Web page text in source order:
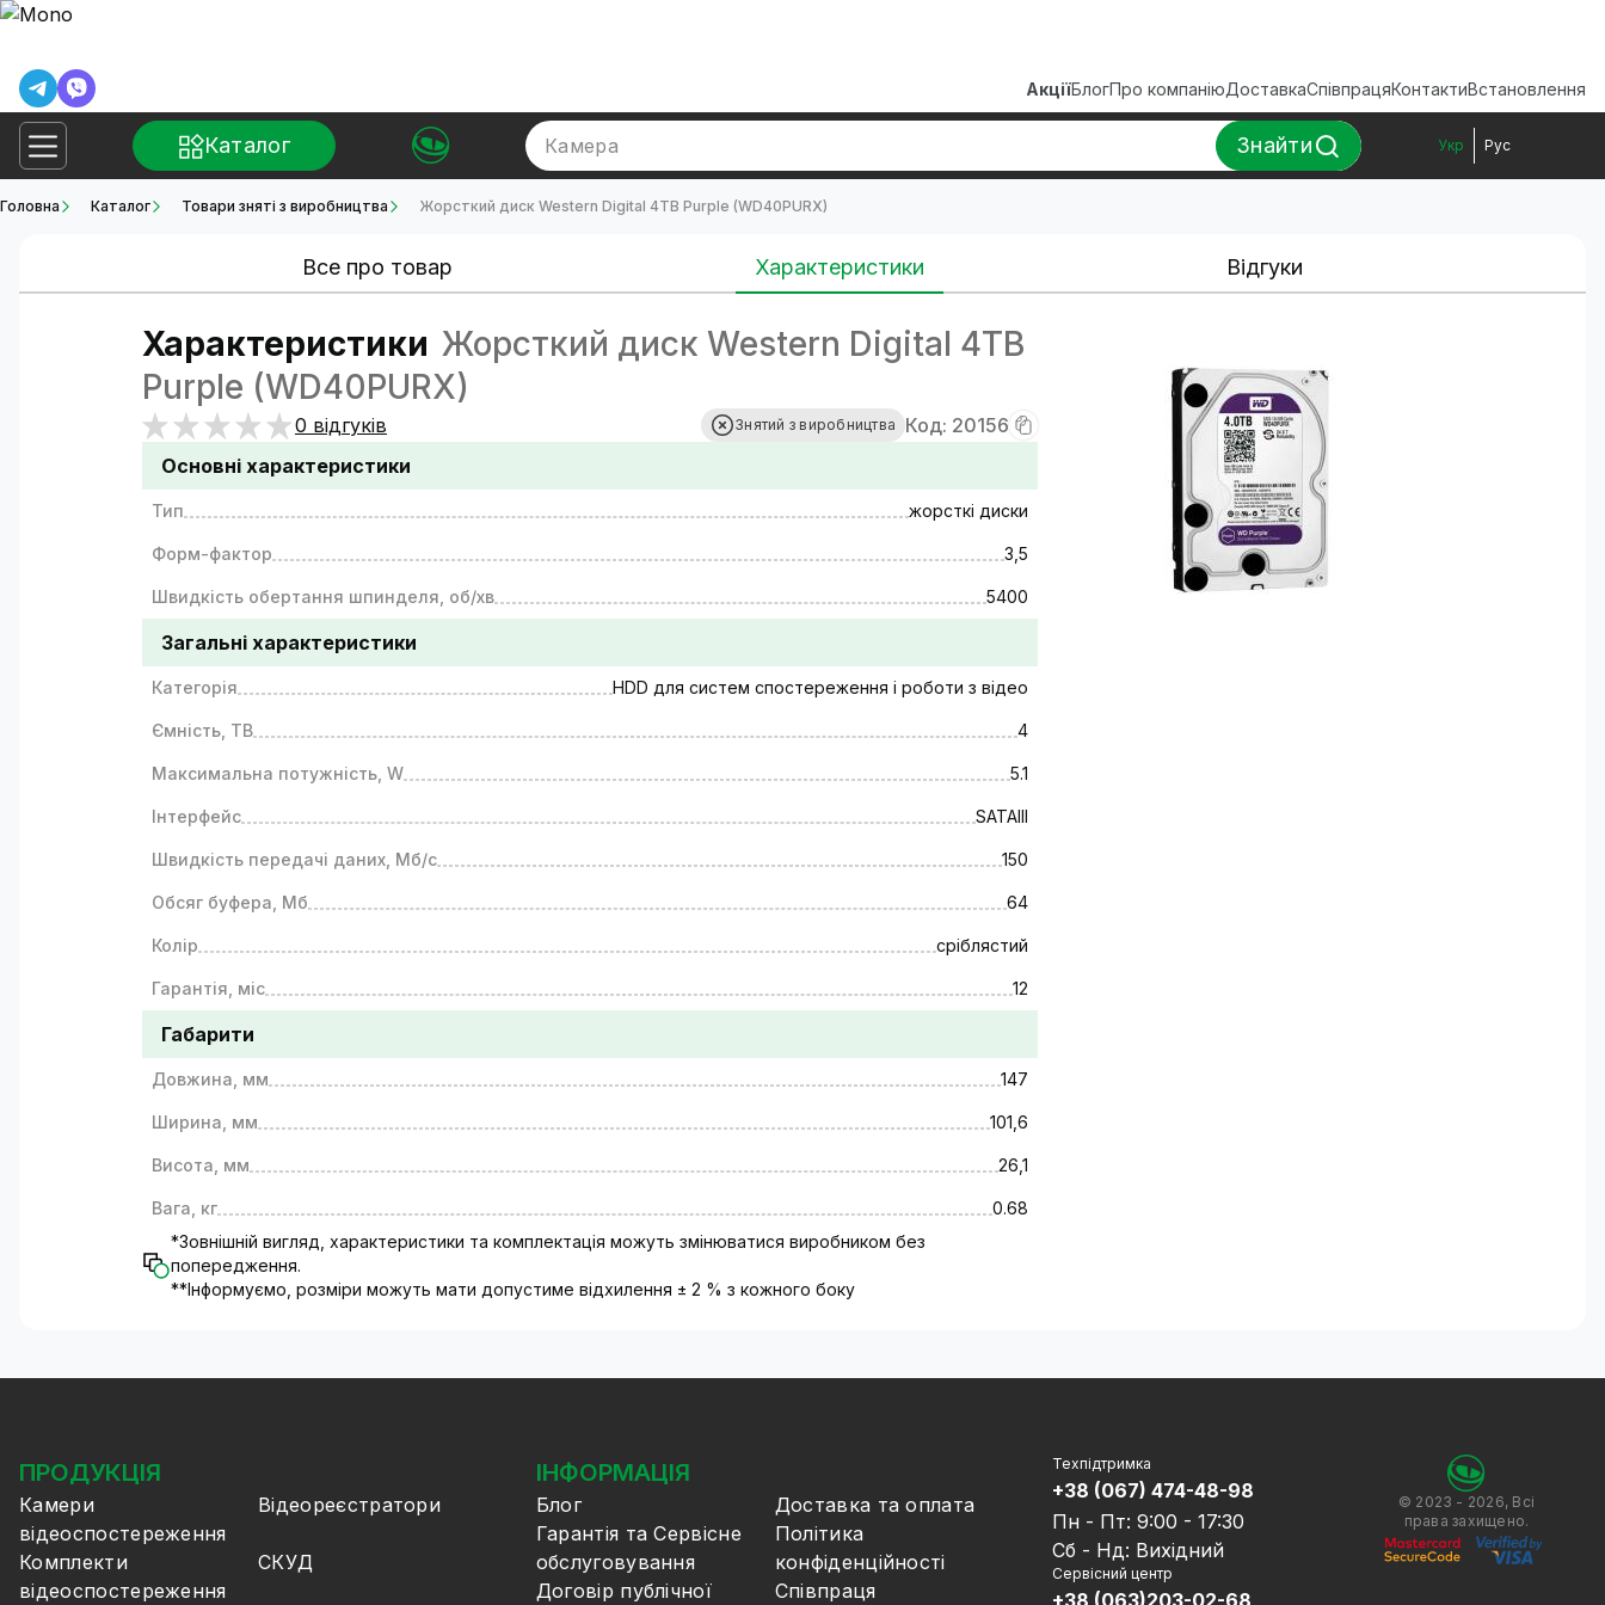
АкціїБлогПро компаніюДоставкаСпівпрацяКонтактиВстановлення
Каталог Камера Знайти Укр Рус
Головна Каталог Товари зняті з виробництва Жорсткий диск Western Digital 4TB Purple (WD40PURX)
Все про товар Характеристики Відгуки
Характеристики Жорсткий диск Western Digital 4TB
Purple (WD40PURX)
0 відгуків Знятий з виробництва
Код: 20156
Основні характеристики
Тип жорсткі диски
Форм-фактор 3,5
Швидкість обертання шпинделя, об/хв 5400
Загальні характеристики
Категорія HDD для систем спостереження і роботи з відео
Ємність, ТВ 4
Максимальна потужність, W 5.1
Інтерфейс SATAIII
Швидкість передачі даних, Мб/с 150
Обсяг буфера, Мб 64
Колір сріблястий
Гарантія, міс 12
Габарити
Довжина, мм 147
Ширина, мм 101,6
Висота, мм 26,1
Вага, кг
0.68
*Зовнішній вигляд, характеристики та комплектація можуть змінюватися виробником без
попередження.
**Інформуємо, розміри можуть мати допустиме відхилення ± 2 % з кожного боку
ПРОДУКЦІЯ
Камери
відеоспостереження
Відеореєстратори
Комплекти
відеоспостереження
СКУД
ІНФОРМАЦІЯ
Блог
Доставка та оплата
Гарантія та Сервісне
обслуговування
Політика
конфіденційності
Договір публічної
Співпраця
Техпідтримка
+38 (067) 474-48-98
Пн - Пт: 9:00 - 17:30
Сб - Нд: Вихідний
Сервісний центр
+38 (063)203-02-68
© 2023 - 2026, Всі
права захищено.